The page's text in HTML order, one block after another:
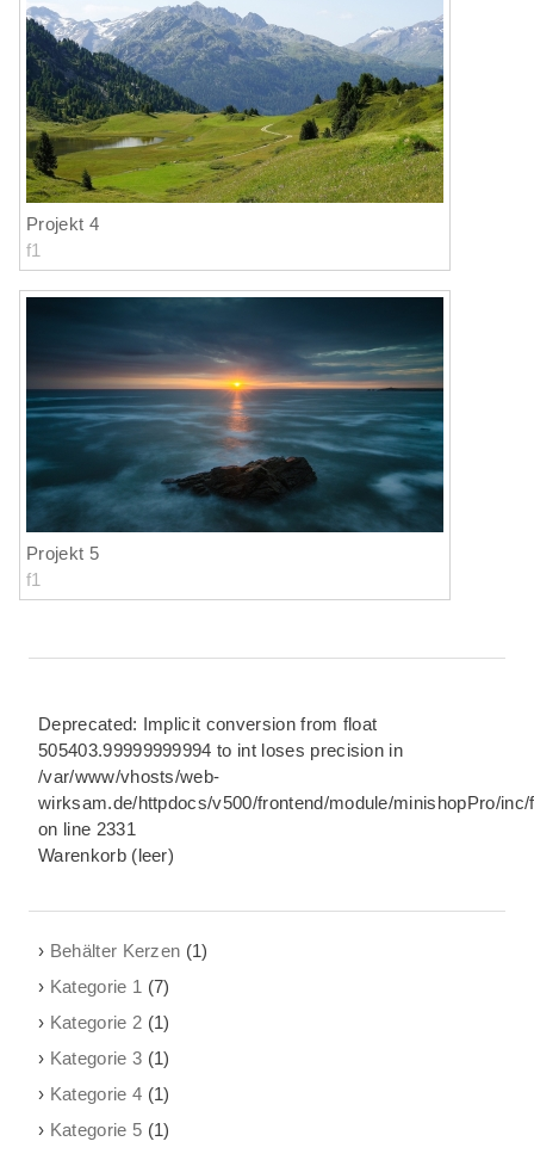
Projekt 4
f1
Projekt 5
f1
Deprecated: Implicit conversion from float
505403.99999999994 to int loses precision in
/var/www/vhosts/web-
wirksam.de/httpdocs/v500/frontend/module/minishopPro/
on line 2331
Warenkorb (leer)
Behälter Kerzen (1)
Kategorie 1 (7)
Kategorie 2 (1)
Kategorie 3 (1)
Kategorie 4 (1)
Kategorie 5 (1)